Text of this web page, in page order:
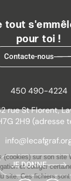
tout
pour toi !
Contacte-nous
450 490-4224
rue St Florent,
2H9 (adresse
JE DONNE